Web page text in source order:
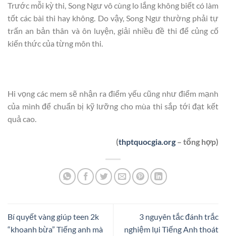
Trước mỗi kỳ thi, Song Ngư vô cùng lo lắng không biết có làm
tốt các bài thi hay không. Do vậy, Song Ngư thường phải tự
trấn an bản thân và ôn luyện, giải nhiều đề thi để củng cố
kiến thức của từng môn thi.
Hi vọng các mem sẽ nhận ra điểm yếu cũng như điểm mạnh
của mình để chuẩn bị kỹ lưỡng cho mùa thi sắp tới đạt kết
quả cao.
(thptquocgia.org – tổng hợp)
Bí quyết vàng giúp teen 2k
“khoanh bừa” Tiếng anh mà
3 nguyên tắc đánh trắc
nghiệm lụi Tiếng Anh thoát